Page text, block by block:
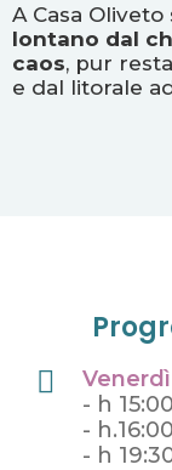
A Casa
lontano dal
caos, pur
e dal litorale
- h
-
- h